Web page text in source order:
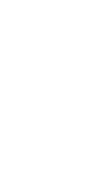
suscité parmi
de la
feu pour la
semer le
pas les
avaient la foi
certainement
certainement
Et s’ils
ce qui est
Seigneur, ils
est au-dessus
pieds. Il y a